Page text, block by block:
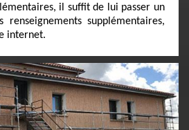
il suffit de lui passer un
supplémentaires,
internet.